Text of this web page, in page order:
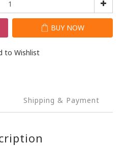
BUY NOW
to Wishlist
Shipping & Payment